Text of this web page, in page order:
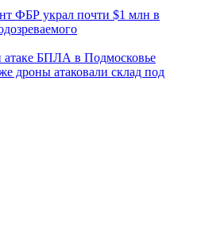
ФБР украл почти $1 млн в
БПЛА в Подмосковье
дроны атаковали склад под